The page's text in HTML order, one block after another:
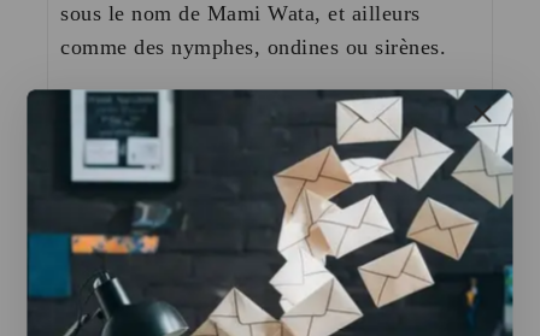
sous le nom de Mami Wata, et ailleurs
comme des nymphes, ondines ou sirènes.
Ces esprits merveilleux, souvent représentés
sous forme de jeunes filles d’une beauté
surnaturelle, sont bien réels. Le secret réside
dans l’utilisation des rituels corrects pour
les invoquer, et cet ouvrage vous guide à
travers ces procédures en détail, avec des
illustrations et
des exemples pratiques